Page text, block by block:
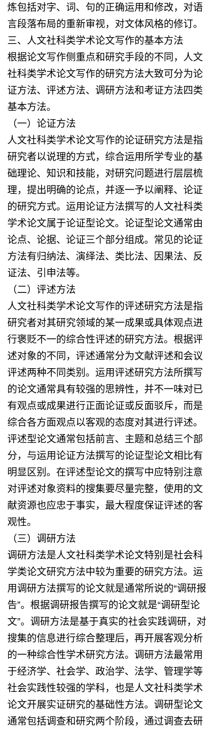
炼包括对字、词、句的正确运用和修改，对语
言段落布局的重新审视，对文体风格的修订。
三、人文社科类学术论文写作的基本方法
根据论文写作侧重点和研究手段的不同，人文
社科类学术论文写作的研究方法大致可分为论
证方法、评述方法、调研方法和考证方法四类
基本方法。
（一）论证方法
人文社科类学术论文写作的论证研究方法是指
研究者以说理的方式，综合运用所学专业的基
础理论、知识和技能，对研究问题进行层层梳
理，提出明确的论点，并逐一予以阐释、论证
的研究方式。运用论证方法撰写的人文社科类
学术论文属于论证型论文。论证型论文通常由
论点、论据、论证三个部分组成。常见的论证
方法有归纳法、演绎法、类比法、因果法、反
证法、引申法等。
（二）评述方法
人文社科类学术论文写作的评述研究方法是指
研究者对其研究领域的某一成果或具体观点进
行褒贬不一的综合性评述的研究方法。根据评
述对象的不同，评述通常分为文献评述和会议
评述两种不同类别。运用评述研究方法所撰写
的论文通常具有较强的思辨性，并不一味对已
有观点或成果进行正面论证或反面驳斥，而是
综合各方面观点以客观的态度对其进行评述。
评述型论文通常包括前言、主题和总结三个部
分，与运用论证方法撰写的论证型论文相比有
明显区别。在评述型论文的撰写中应特别注意
对评述对象资料的搜集要尽量完整，使用的文
献资源也应忠于事实，最大程度保证评述的客
观性。
（三）调研方法
调研方法是人文社科类学术论文特别是社会科
学类论文研究方法中较为重要的研究方法。运
用调研方法撰写的论文就是通常所说的“调研报
告”。根据调研报告撰写的论文就是“调研型论
文”。调研方法是基于真实的社会实践调研，对
搜集的信息进行综合整理后，再开展客观分析
的一种综合性学术研究方法。调研方法最常用
于经济学、社会学、政治学、法学、管理学等
社会实践性较强的学科，也是人文社科类学术
论文开展实证研究的基础性方法。调研型论文
通常包括调查和研究两个阶段，通过调查去研